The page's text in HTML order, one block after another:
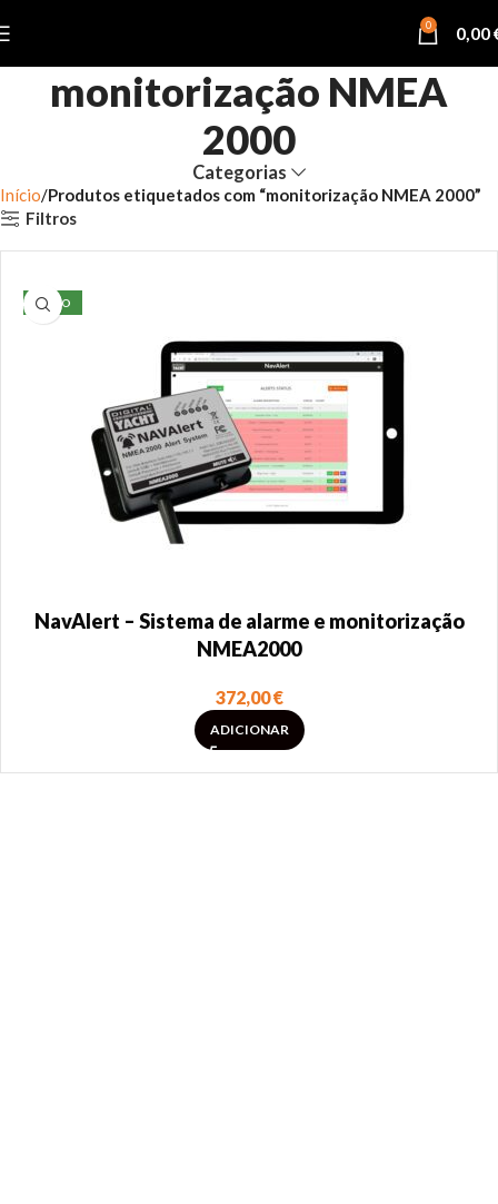
0 0,00
monitorização NMEA
2000
Categorias
Início Produtos etiquetados com “monitorização NMEA 2000”
Filtros
NOVO
NavAlert – Sistema de alarme e monitorização
NMEA2000
372,00€
ADICIONAR